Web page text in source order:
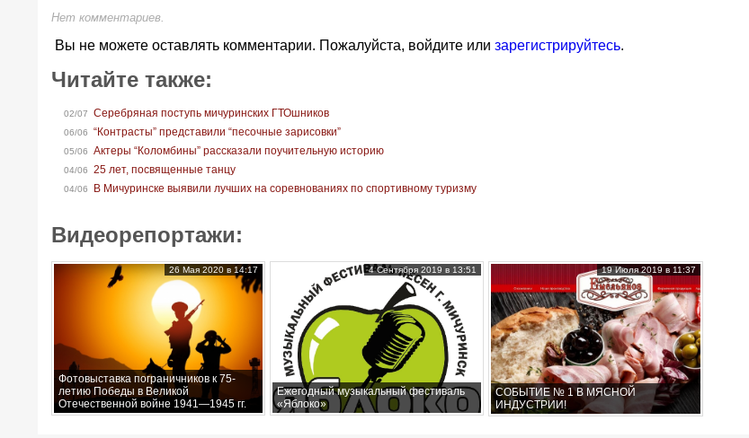
Нет комментариев.
Вы не можете оставлять комментарии. Пожалуйста, войдите или зарегистрируйтесь.
Читайте также:
02/07 Серебряная поступь мичуринских ГТОшников
06/06 “Контрасты” представили “песочные зарисовки”
05/06 Актеры “Коломбины” рассказали поучительную историю
04/06 25 лет, посвященные танцу
04/06 В Мичуринске выявили лучших на соревнованиях по спортивному туризму
Видеорепортажи:
Фотовыставка пограничников к 75-
летию Победы в Великой
Отечественной войне 1941—1945 гг.
26 Мая 2020 в 14:17
Ежегодный музыкальный фестиваль
«Яблоко»
4 Сентября 2019 в 13:51
СОБЫТИЕ № 1 В МЯСНОЙ
ИНДУСТРИИ!
19 Июля 2019 в 11:37